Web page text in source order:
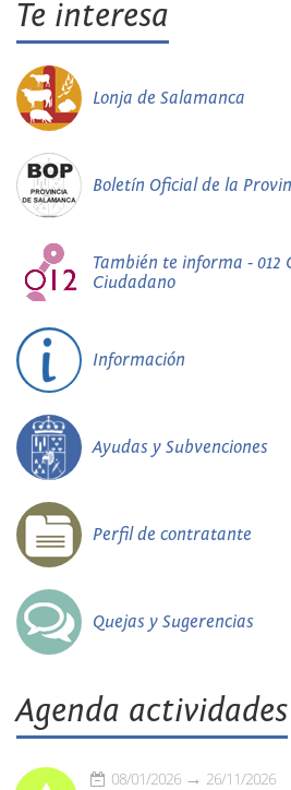
Te interesa
Lonja de Salamanca
Boletín Oficial de la
También te informa - 012
Ciudadano
Información
Ayudas y Subvenciones
Perfil de contratante
Quejas y Sugerencias
Agenda actividades
08/01/2026 26/11/2026